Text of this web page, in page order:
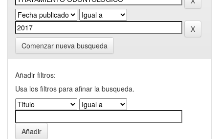
Comenzar nueva busqueda
Añadir filtros:
Usa los filtros para afinar la busqueda.